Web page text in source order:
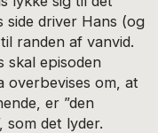
side driver Hans (og
randen af vanvid.
skal episoden
overbevises om, at
er ”den
som det lyder.